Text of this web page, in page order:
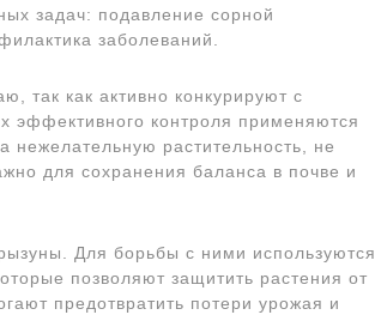
задач: подавление сорной
заболеваний.
так как активно конкурируют с
эффективного контроля применяются
нежелательную растительность, не
для сохранения баланса в почве и
Для борьбы с ними используются
позволяют защитить растения от
предотвратить потери урожая и